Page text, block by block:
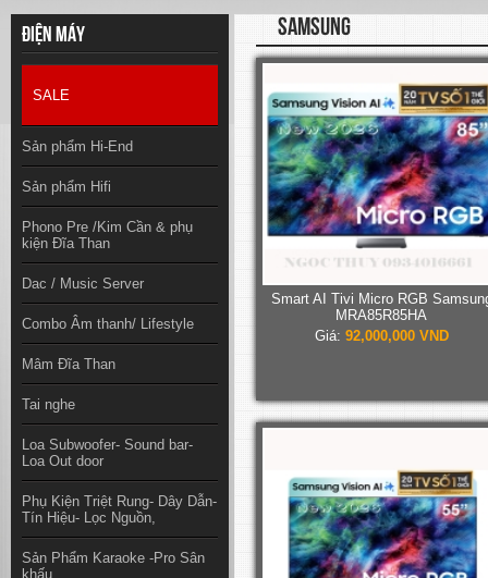
Điện máy
SALE
Sản phẩm Hi-End
Sản phẩm Hifi
Phono Pre /Kim Cần & phụ
kiện Đĩa Than
Dac / Music Server
Combo Âm thanh/ Lifestyle
Mâm Đĩa Than
Tai nghe
Loa Subwoofer- Sound bar-
Loa Out door
Phụ Kiện Triệt Rung- Dây Dẫn-
Tín Hiệu- Lọc Nguồn,
Sản Phẩm Karaoke -Pro Sân
khấu
SAMSUNG
Smart AI Tivi Micro RGB
MRA85R85HA
Giá: 92,000,000 VND